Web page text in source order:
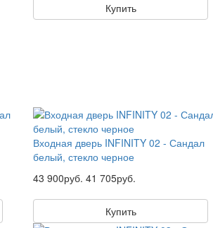
Купить
Входная дверь INFINITY 02 - Сандал
белый, стекло черное
43 900руб. 41 705руб.
Купить